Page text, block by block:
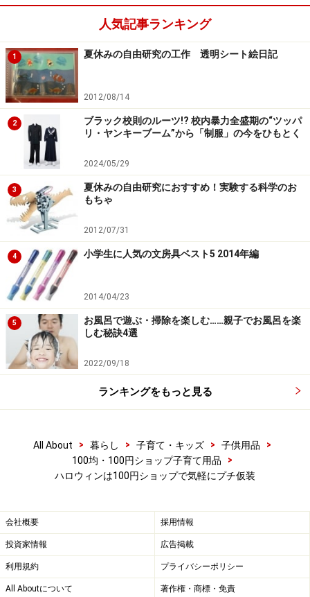
人気記事ランキング
1 夏休みの自由研究の工作 透明シート絵日記
2012/08/14
2
ブラック校則のルーツ!? 校内暴力全盛期の“ツッパ
リ・ヤンキーブーム”から「制服」の今をひもとく
2024/05/29
3
夏休みの自由研究におすすめ！実験する科学のお
もちゃ
2012/07/31
4 小学生に人気の文房具ベスト5 2014年編
2014/04/23
5
お風呂で遊ぶ・掃除を楽しむ……親子でお風呂を楽
しむ秘訣4選
2022/09/18
ランキングをもっと見る
All About > 暮らし > 子育て・キッズ > 子供用品
>
100均・100円ショップ子育て用品
>
ハロウィンは100円ショップで気軽にプチ仮装
会社概要 採用情報
投資家情報 広告掲載
利用規約 プライバシーポリシー
All Aboutについて 著作権・商標・免責